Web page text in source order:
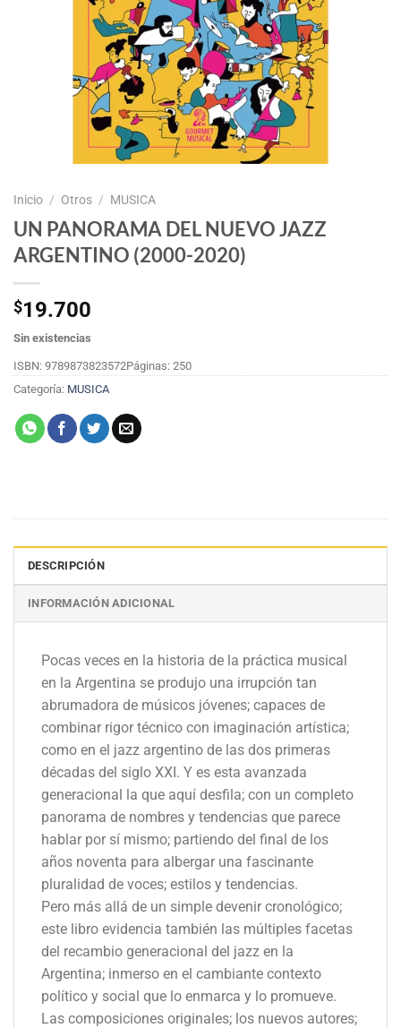
Inicio / Otros / MUSICA
UN PANORAMA DEL NUEVO JAZZ
ARGENTINO (2000-2020)
$19.700
Sin existencias
ISBN: 9789873823572Páginas: 250
Categoría: MUSICA
DESCRIPCIÓN
INFORMACIÓN ADICIONAL
Pocas veces en la historia de la práctica musical
en la Argentina se produjo una irrupción tan
abrumadora de músicos jóvenes; capaces de
combinar rigor técnico con imaginación artística;
como en el jazz argentino de las dos primeras
décadas del siglo XXI. Y es esta avanzada
generacional la que aquí desfila; con un completo
panorama de nombres y tendencias que parece
hablar por sí mismo; partiendo del final de los
años noventa para albergar una fascinante
pluralidad de voces; estilos y tendencias.
Pero más allá de un simple devenir cronológico;
este libro evidencia también las múltiples facetas
del recambio generacional del jazz en la
Argentina; inmerso en el cambiante contexto
político y social que lo enmarca y lo promueve.
Las composiciones originales; los nuevos autores;